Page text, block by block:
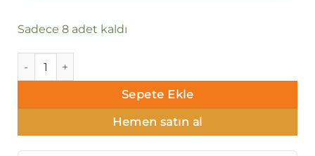
Sadece 8 adet kaldı
Komar Poster 88 8-894 adet
Sepete Ekle
Hemen satın al